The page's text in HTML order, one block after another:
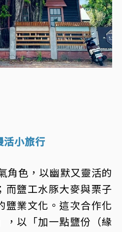
活小旅行
角色，以幽默又靈活的
而鹽工水豚大麥與栗子
鹽業文化。這次合作化
，以「加一點鹽份（緣